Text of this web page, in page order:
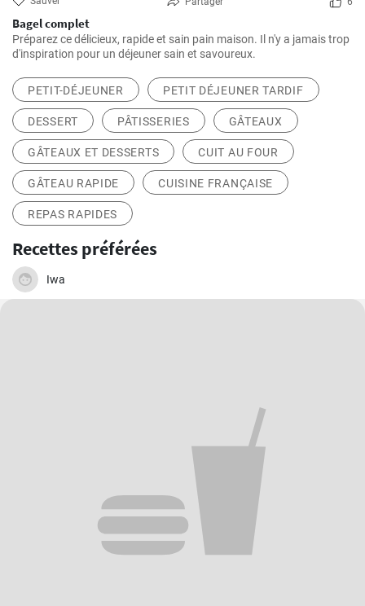
Bagel complet
Préparez ce délicieux, rapide et sain pain maison. Il n'y a jamais trop
d'inspiration pour un déjeuner sain et savoureux.
PETIT-DÉJEUNER PETIT DÉJEUNER TARDIF
DESSERT PÂTISSERIES GÂTEAUX
GÂTEAUX ET DESSERTS CUIT AU FOUR
GÂTEAU RAPIDE CUISINE FRANÇAISE
REPAS RAPIDES
Recettes préférées
Iwa